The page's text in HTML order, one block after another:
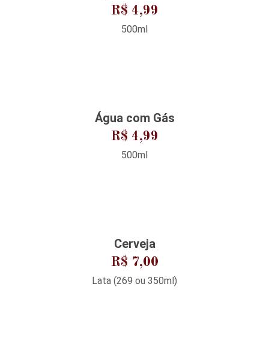
R$ 4,99
500ml
Água com Gás
R$ 4,99
500ml
Cerveja
R$ 7,00
Lata (269 ou 350ml)